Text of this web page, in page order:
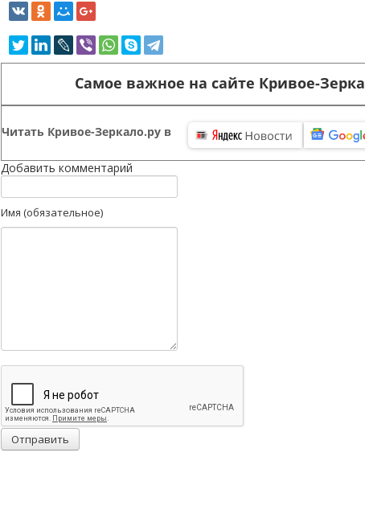
Самое важное на сайте Кривое-
Читать Кривое-Зеркало.ру в
Добавить комментарий
Имя (обязательное)
Отправить